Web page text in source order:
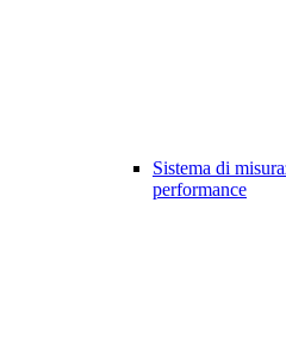
Sistema di
performance